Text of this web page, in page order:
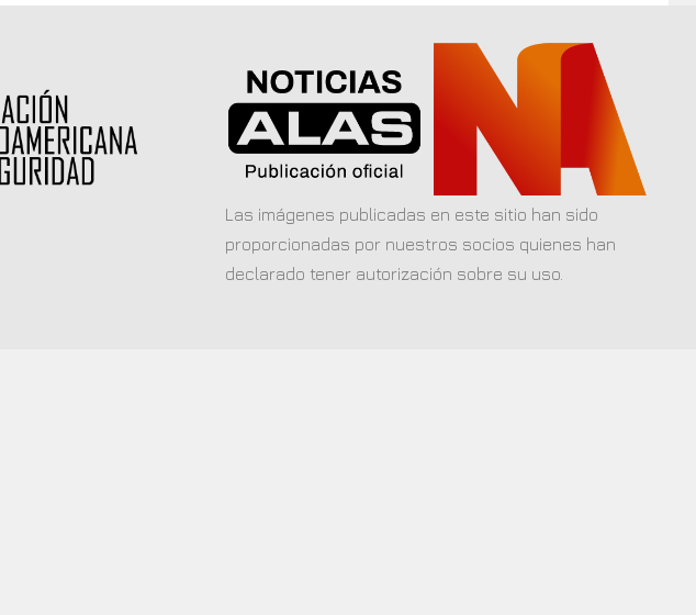
Las imágenes publicadas en este sitio han sido
proporcionadas por nuestros socios quienes han
declarado tener autorización sobre su uso.